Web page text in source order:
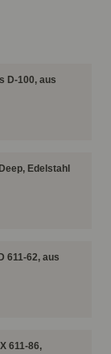
D-100, aus
Edelstahl
611-62, aus
611-86,